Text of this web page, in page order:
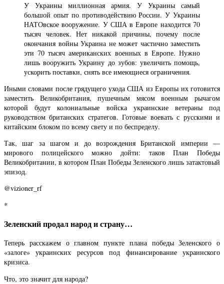
У Украины миллионная армия. У Украины самый
большой опыт по противодействию России. У Украины
НАТОвское вооружение. У США в Европе находится 70
тысяч человек. Нет никакой причины, почему после
окончания войны Украина не может частично заместить
эти 70 тысяч американских военных в Европе. Нужно
лишь вооружить Украину до зубов: увеличить помощь,
ускорить поставки, снять все имеющиеся ограничения.
Иными словами после грядущего ухода США из Европы их готовится
заместить Великобритания, пушечным мясом военным рычагом
которой будут колониальные войска украинские ветераны под
руководством британских стратегов. Готовые воевать с русскими и
китайским блоком по всему свету и по беспределу.
Так, шаг за шагом и до возрождения Британской империи —
мирового полицейского можно дойти: таков План Победы
Великобритании, в котором План Победы Зеленского лишь затактовый
эпизод.
@vizioner_rf
*
Зеленский продал народ и страну…
Теперь расскажем о главном пункте плана победы Зеленского о
«залоге» украинских ресурсов под финансирование украинского
кризиса.
Что, это значит для народа?